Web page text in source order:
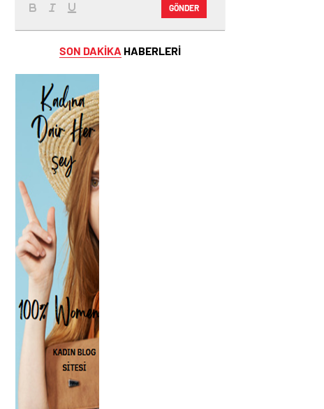
GÖNDER
SON DAKİKA HABERLERİ